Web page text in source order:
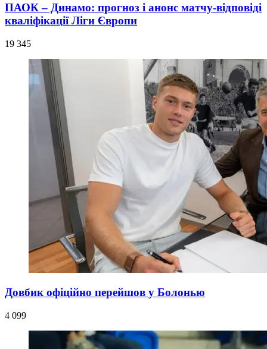
ПАОК – Динамо: прогноз і анонс матчу-відповіді
кваліфікації Ліги Європи
19 345
Довбик офіційно перейшов у Болонью
4 099